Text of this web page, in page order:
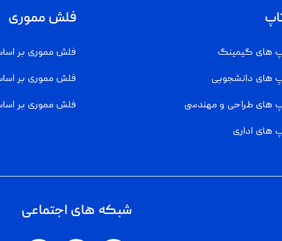
های گیمینگ
های دانشجویی
های طراحی و مهندسی
های اداری
فلش مموری
فلش مموری بر
فلش مموری بر
فلش مموری بر
شبکه های اجتماعی